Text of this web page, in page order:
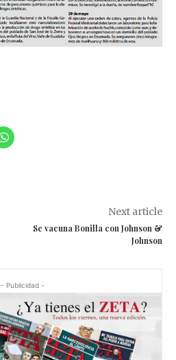
Next article
Se vacuna Bonilla con Johnson &
Johnson
- Publicidad -